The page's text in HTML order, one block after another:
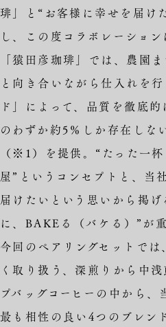
琲」と“お客様に幸せを届け
し、この度コラボレーション
「猿田彦珈琲」では、農園
と向き合いながら仕入れを
ド」によって、品質を徹底
のわずか約5％しか存在しな
（※1）を提供。“たった一
屋”というコンセプトと、当
届けたいという思いから掲
に、BAKEる（バケる）”が
今回のペアリングセットで
く取り扱う、深煎りから中
プバッグコーヒーの中から
最も相性の良い4つのブレン